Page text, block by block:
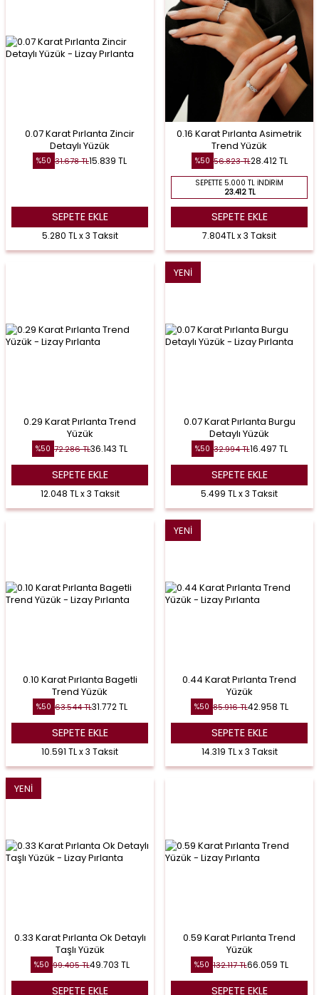
0.07 Karat Pırlanta Zincir
Detaylı Yüzük
%50 31.678TL15.839 TL
SEPETE EKLE
5.280 TL x 3 Taksit
0.16 Karat Pırlanta Asimetrik
Trend Yüzük
%50 56.823TL28.412TL
SEPETTE 5.000 TL İNDIRIM
23.412 TL
SEPETE EKLE
7.804TL x 3 Taksit
0.29 Karat Pırlanta Trend
Yüzük
%50 72.286TL36.143 TL
SEPETE EKLE
12.048 TL x 3 Taksit
YENI
0.07 Karat Pırlanta Burgu
Detaylı Yüzük
%50 32.994TL16.497 TL
SEPETE EKLE
5.499 TL x 3 Taksit
0.10 Karat Pırlanta Bagetli
Trend Yüzük
%50 63.544TL31.772TL
SEPETE EKLE
10.591 TL x 3 Taksit
YENI
0.44 Karat Pırlanta Trend
Yüzük
%50 85.916TL42.958 TL
SEPETE EKLE
14.319 TL x 3 Taksit
YENI
0.33 Karat Pırlanta Ok Detaylı
Taşlı Yüzük
%50 99.405TL49.703 TL
SEPETE EKLE
0.59 Karat Pırlanta Trend
Yüzük
%50 132.117TL66.059 TL
SEPETE EKLE